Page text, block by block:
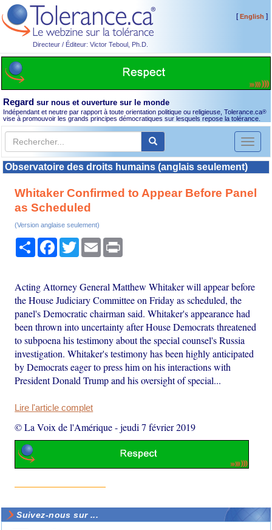
Directeur / Éditeur: Victor Teboul, Ph.D.
[English ]
Regard sur nous et ouverture sur le monde
Indépendant et neutre par rapport à toute orientation politique ou religieuse, Tolerance.ca®
vise à promouvoir les grands principes démocratiques sur lesquels repose la tolérance.
Toggle
Observatoire des droits humains (anglais seulement)
Whitaker Confirmed to Appear Before Panel
as Scheduled
(Version anglaise seulement)
PartagerFacebook
TwitterEmail
Acting Attorney General Matthew Whitaker will appear before
the House Judiciary Committee on Friday as scheduled, the
panel's Democratic chairman said. Whitaker's appearance had
been thrown into uncertainty after House Democrats threatened
to subpoena his testimony about the special counsel's Russia
investigation. Whitaker's testimony has been highly anticipated
by Democrats eager to press him on his interactions with
President Donald Trump and his oversight of special...
Lire l'article complet
© La Voix de l'Amérique-jeudi 7 février 2019
Suivez-nous sur ...